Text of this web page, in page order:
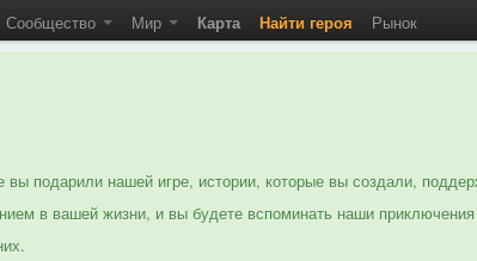
Сообщество Мир Карта Найти героя Рынок
подарили нашей игре, истории, которые вы создали,
в вашей жизни, и вы будете вспоминать наши